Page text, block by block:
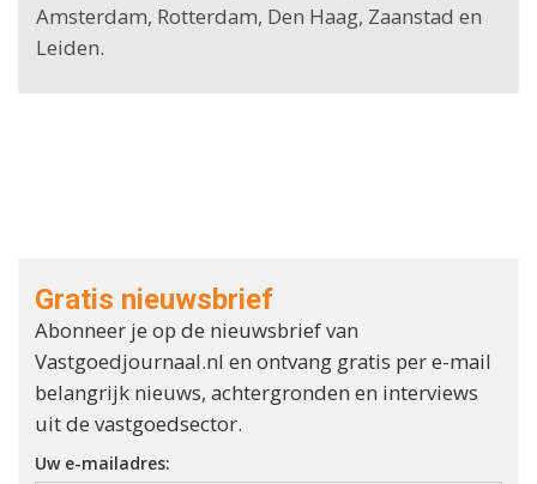
Amsterdam, Rotterdam, Den Haag, Zaanstad en
Leiden.
Gratis nieuwsbrief
Abonneer je op de nieuwsbrief van
Vastgoedjournaal.nl en ontvang gratis per e-mail
belangrijk nieuws, achtergronden en interviews
uit de vastgoedsector.
Uw e-mailadres: